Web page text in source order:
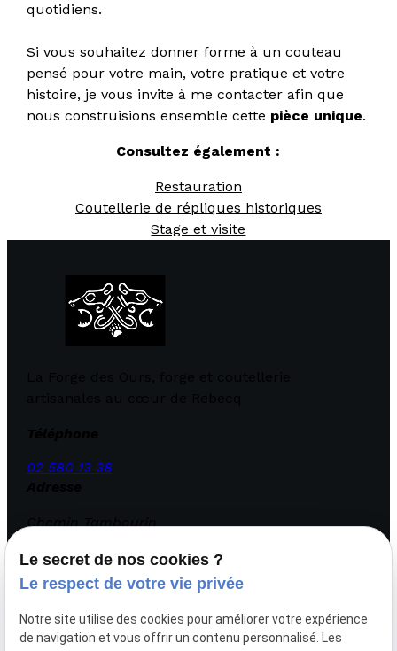
quotidiens.
Si vous souhaitez donner forme à un couteau
pensé pour votre main, votre pratique et votre
histoire, je vous invite à me contacter afin que
nous construisions ensemble cette pièce unique.
Consultez également :
Restauration
Coutellerie de répliques historiques
Stage et visite
02 580 13 38
Chemin Tambourin
Horaires
09:00 - 18:00
Le secret de nos cookies ?
Le respect de votre vie privée
Notre site utilise des cookies pour améliorer votre expérience
de navigation et vous offrir un contenu personnalisé. Les